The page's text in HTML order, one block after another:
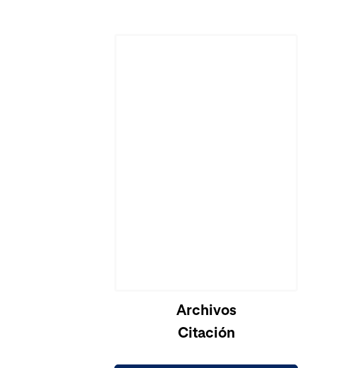
Archivos
Citación